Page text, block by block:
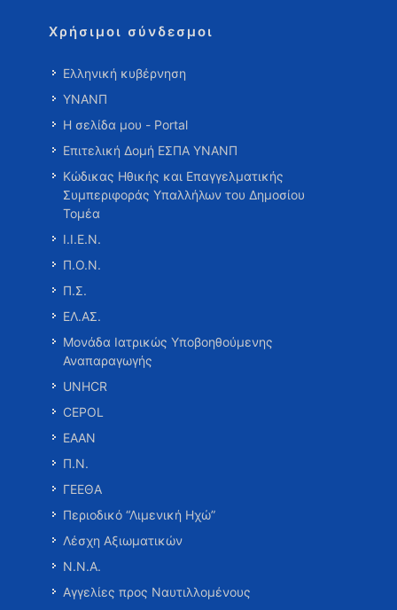
Χρήσιμοι σύνδεσμοι
Ελληνική κυβέρνηση
ΥΝΑΝΠ
Η σελίδα μου - Portal
Επιτελική Δομή ΕΣΠΑ ΥΝΑΝΠ
Κώδικας Ηθικής και Επαγγελματικής
Συμπεριφοράς Υπαλλήλων του Δημοσίου
Τομέα
Ι.Ι.Ε.Ν.
Π.Ο.Ν.
Π.Σ.
ΕΛ.ΑΣ.
Μονάδα Ιατρικώς Υποβοηθούμενης
Αναπαραγωγής
UNHCR
CEPOL
ΕΑΑΝ
Π.Ν.
ΓΕΕΘΑ
Περιοδικό “Λιμενική Ηχώ”
Λέσχη Αξιωματικών
Ν.Ν.Α.
Αγγελίες προς Ναυτιλλομένους